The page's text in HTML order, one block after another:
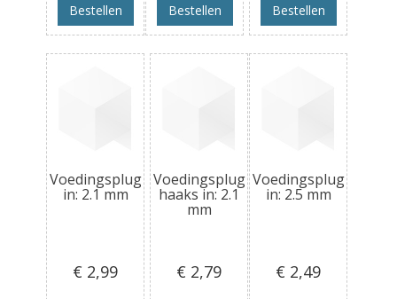
Bestellen
Bestellen
Bestellen
Voedingsplug
in: 2.1 mm
€ 2,99
Voedingsplug
haaks in: 2.1
mm
€ 2,79
Voedingsplug
in: 2.5 mm
€ 2,49